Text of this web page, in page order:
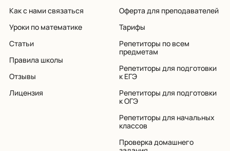
Как с нами связаться
Уроки по математике
Статьи
Правила школы
Отзывы
Лицензия
Оферта для преподавателей
Тарифы
Репетиторы по всем
предметам
Репетиторы для подготовки
к ЕГЭ
Репетиторы для подготовки
к ОГЭ
Репетиторы для начальных
классов
Проверка домашнего